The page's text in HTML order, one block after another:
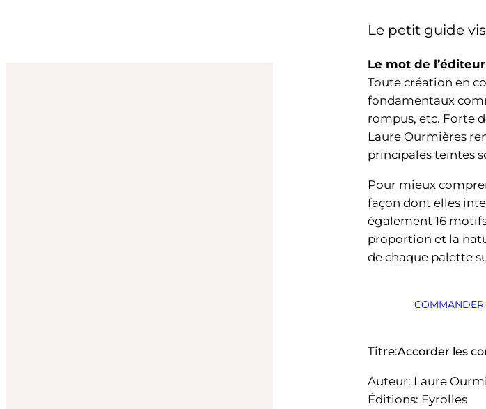
Le petit guide
Le mot de l’éditeur
Toute création en
fondamentaux
rompus, etc. Forte
Laure Ourmières
principales teintes
Pour mieux
façon dont elles
également 16
proportion et la
de chaque palette
COMMANDER
Titre:Accorder les
Auteur: Laure
Éditions: Eyrolles